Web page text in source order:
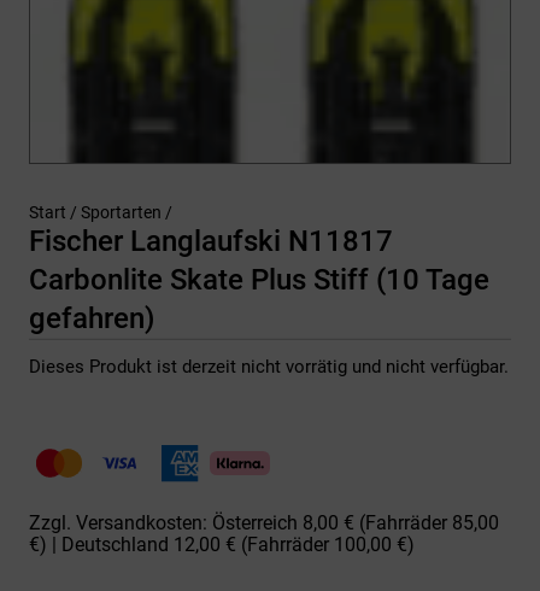
Start / Sportarten /
Fischer Langlaufski N11817
Carbonlite Skate Plus Stiff (10 Tage
gefahren)
Dieses Produkt ist derzeit nicht vorrätig und nicht verfügbar.
Zzgl. Versandkosten: Österreich 8,00 € (Fahrräder 85,00
€) | Deutschland 12,00 € (Fahrräder 100,00 €)